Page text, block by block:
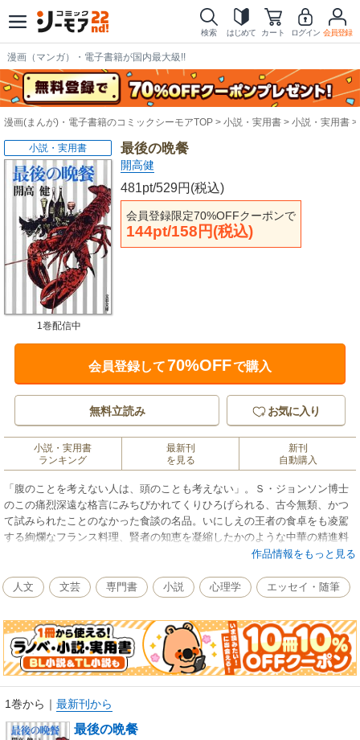
検索 はじめて カート ログイン 会員登録
漫画（マンガ）・電子書籍が国内最大級!!
漫画(まんが)・電子書籍のコミックシーモアTOP 小説・実用書 小説・実用書
最後の晩餐
開高健
481pt/529円(税込)
会員登録限定70%OFFクーポンで
144pt/158円(税込)
小説・実用書
1巻配信中
会員登録して70%OFFで購入
無料立読み お気に入り
小説・実用書
ランキング
最新刊
を見る
新刊
自動購入
「腹のことを考えない人は、頭のことも考えない」。Ｓ・ジョンソン博士
のこの痛烈深遠な格言にみちびかれてくりひろげられる、古今無類、かつ
て試みられたことのなかった食談の名品。いにしえの王者の食卓をも凌駕
する絢爛なフランス料理、賢者の知恵を凝縮したかのような中華の精進料
理、さらには究極の内臓料理、はては人肉嗜食にいたるまで、食の諸相、
験、描写……いまだ凌駕されざる巨人・開高健の一冊。
作品情報をもっと見る
人文 文芸 専門書 小説 心理学 エッセイ・随筆
1巻から ｜ 最新刊から
最後の晩餐